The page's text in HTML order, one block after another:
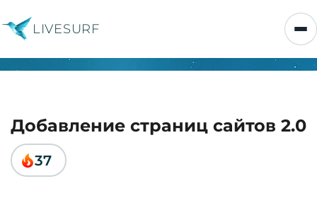
LIVESURF
Добавление страниц сайтов 2.0
37